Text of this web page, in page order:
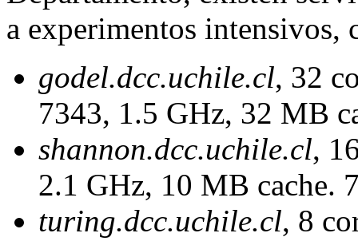
a experimentos
godel.dcc.uchile.cl, 32
7343, 1.5 GHz, 32 MB
shannon.dcc.uchile.cl,
2.1 GHz, 10 MB cache.
turing.dcc.uchile.cl, 8